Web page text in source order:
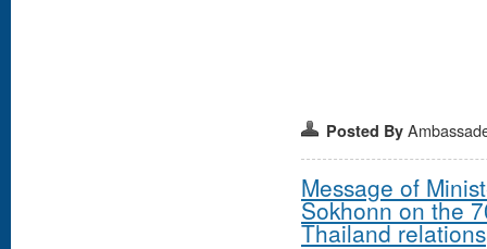
Posted By
Message of
Sokhonn on the
Thailand relations